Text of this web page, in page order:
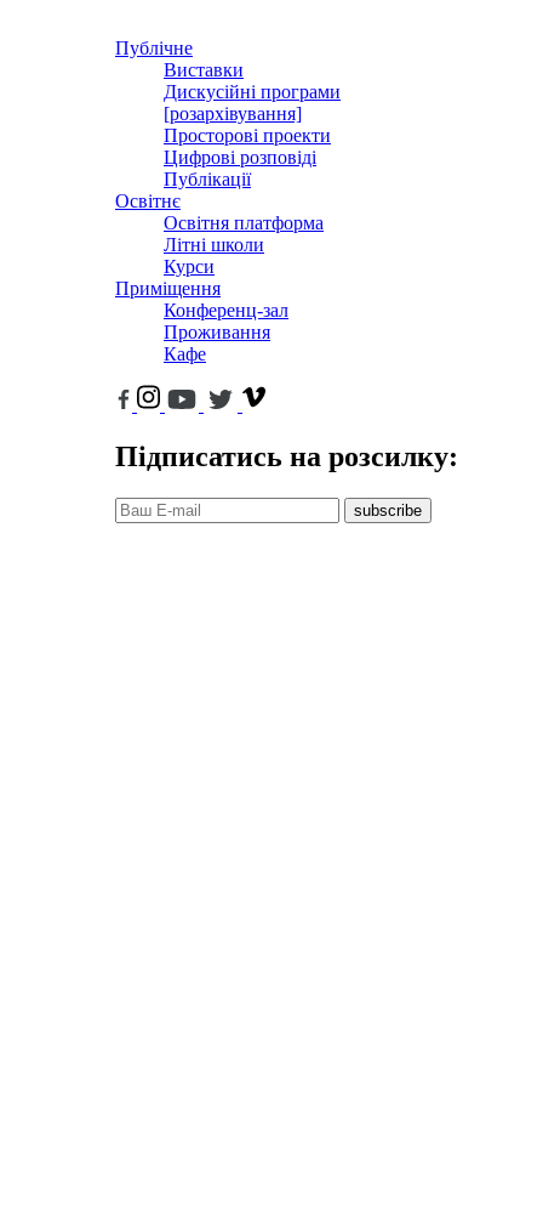
Публічне
Виставки
Дискусійні програми
[розархівування]
Просторові проекти
Цифрові розповіді
Публікації
Освітнє
Освітня платформа
Літні школи
Курси
Приміщення
Конференц-зал
Проживання
Кафе
Підписатись на розсилку:
subscribe